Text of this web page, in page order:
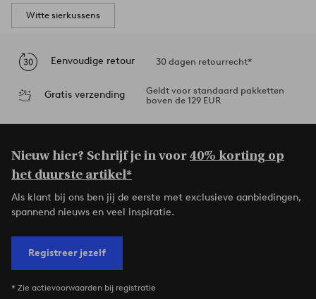
Witte sierkussens
Eenvoudige retour 30 dagen retourrecht*
Gratis verzending
Geldt voor standaard pakketten
boven de 129 EUR
Nieuw hier? Schrijf je in voor40% korting op
het duurste artikel*
Als klant bij ons ben jij de eerste met exclusieve aanbiedingen,
spannend nieuws en veel inspiratie.
Registreer jezelf
* Zie actievoorwaarden bij registratie